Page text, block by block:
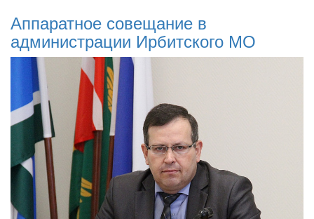
Аппаратное совещание в
администрации Ирбитского МО